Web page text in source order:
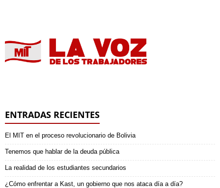
ENTRADAS RECIENTES
El MIT en el proceso revolucionario de Bolivia
Tenemos que hablar de la deuda pública
La realidad de los estudiantes secundarios
¿Cómo enfrentar a Kast, un gobierno que nos ataca día a día?